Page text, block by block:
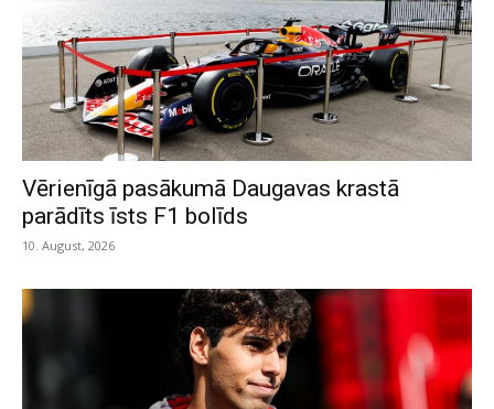
Vērienīgā pasākumā Daugavas krastā
parādīts īsts F1 bolīds
10. August, 2026